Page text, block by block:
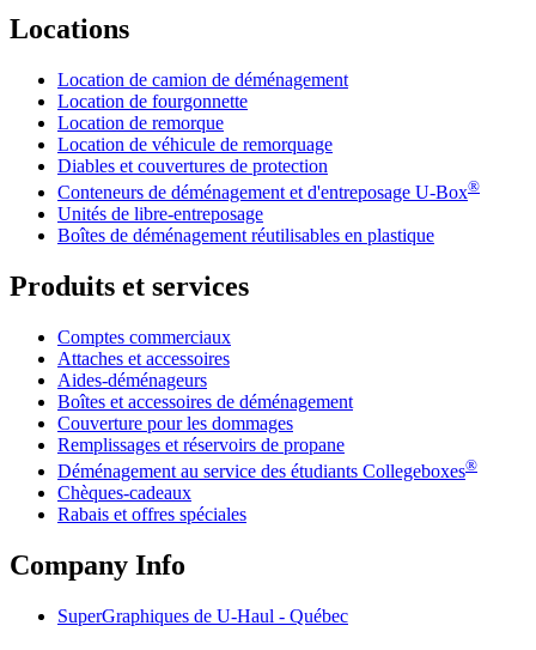
Locations
Location de camion de déménagement
Location de fourgonnette
Location de remorque
Location de véhicule de remorquage
Diables et couvertures de protection
Conteneurs de déménagement et d'entreposage U-Box®
Unités de libre-entreposage
Boîtes de déménagement réutilisables en plastique
Produits et services
Comptes commerciaux
Attaches et accessoires
Aides-déménageurs
Boîtes et accessoires de déménagement
Couverture pour les dommages
Remplissages et réservoirs de propane
Déménagement au service des étudiants Collegeboxes®
Chèques-cadeaux
Rabais et offres spéciales
Company Info
SuperGraphiques de U-Haul - Québec